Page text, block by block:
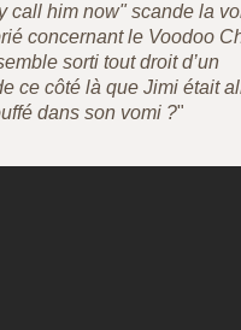
call him now" scande la
concernant le Voodoo
sorti tout droit d’un
ce côté là que Jimi était
dans son vomi ?"